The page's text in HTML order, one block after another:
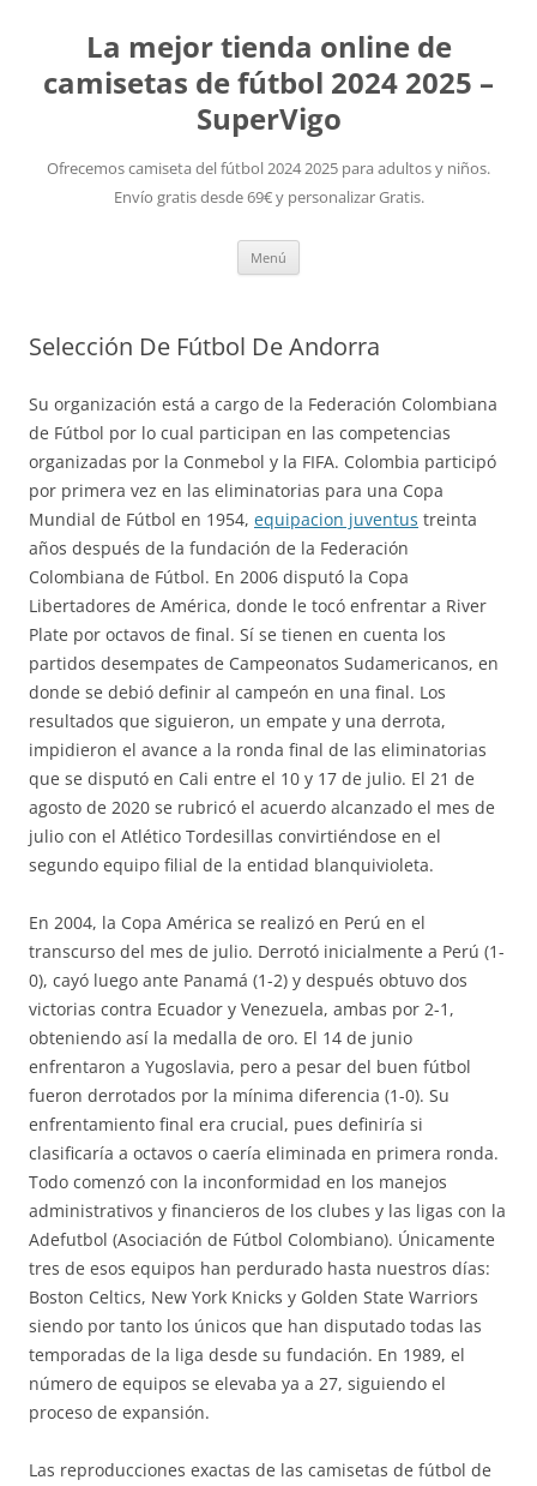
La mejor tienda online de
camisetas de fútbol 2024 2025 –
SuperVigo
Ofrecemos camiseta del fútbol 2024 2025 para adultos y niños.
Envío gratis desde 69€ y personalizar Gratis.
Menú
Selección De Fútbol De Andorra
Su organización está a cargo de la Federación Colombiana
de Fútbol por lo cual participan en las competencias
organizadas por la Conmebol y la FIFA. Colombia participó
por primera vez en las eliminatorias para una Copa
Mundial de Fútbol en 1954, equipacion juventus treinta
años después de la fundación de la Federación
Colombiana de Fútbol. En 2006 disputó la Copa
Libertadores de América, donde le tocó enfrentar a River
Plate por octavos de final. Sí se tienen en cuenta los
partidos desempates de Campeonatos Sudamericanos, en
donde se debió definir al campeón en una final. Los
resultados que siguieron, un empate y una derrota,
impidieron el avance a la ronda final de las eliminatorias
que se disputó en Cali entre el 10 y 17 de julio. El 21 de
agosto de 2020 se rubricó el acuerdo alcanzado el mes de
julio con el Atlético Tordesillas convirtiéndose en el
segundo equipo filial de la entidad blanquivioleta.
En 2004, la Copa América se realizó en Perú en el
transcurso del mes de julio. Derrotó inicialmente a Perú (1-
0), cayó luego ante Panamá (1-2) y después obtuvo dos
victorias contra Ecuador y Venezuela, ambas por 2-1,
obteniendo así la medalla de oro. El 14 de junio
enfrentaron a Yugoslavia, pero a pesar del buen fútbol
fueron derrotados por la mínima diferencia (1-0). Su
enfrentamiento final era crucial, pues definiría si
clasificaría a octavos o caería eliminada en primera ronda.
Todo comenzó con la inconformidad en los manejos
administrativos y financieros de los clubes y las ligas con la
Adefutbol (Asociación de Fútbol Colombiano). Únicamente
tres de esos equipos han perdurado hasta nuestros días:
Boston Celtics, New York Knicks y Golden State Warriors
siendo por tanto los únicos que han disputado todas las
temporadas de la liga desde su fundación. En 1989, el
número de equipos se elevaba ya a 27, siguiendo el
proceso de expansión.
Las reproducciones exactas de las camisetas de fútbol de